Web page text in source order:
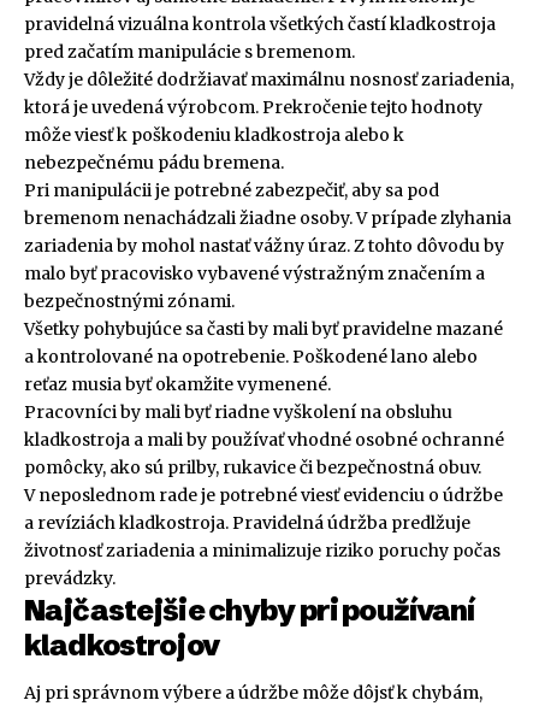
pravidelná vizuálna kontrola všetkých častí kladkostroja
pred začatím manipulácie s bremenom.
Vždy je dôležité dodržiavať maximálnu nosnosť zariadenia,
ktorá je uvedená výrobcom. Prekročenie tejto hodnoty
môže viesť k poškodeniu kladkostroja alebo k
nebezpečnému pádu bremena.
Pri manipulácii je potrebné zabezpečiť, aby sa pod
bremenom nenachádzali žiadne osoby. V prípade zlyhania
zariadenia by mohol nastať vážny úraz. Z tohto dôvodu by
malo byť pracovisko vybavené výstražným značením a
bezpečnostnými zónami.
Všetky pohybujúce sa časti by mali byť pravidelne mazané
a kontrolované na opotrebenie. Poškodené lano alebo
reťaz musia byť okamžite vymenené.
Pracovníci by mali byť riadne vyškolení na obsluhu
kladkostroja a mali by používať vhodné osobné ochranné
pomôcky, ako sú prilby, rukavice či bezpečnostná obuv.
V neposlednom rade je potrebné viesť evidenciu o údržbe
a revíziách kladkostroja. Pravidelná údržba predlžuje
životnosť zariadenia a minimalizuje riziko poruchy počas
prevádzky.
Najčastejšie chyby pri používaní
kladkostrojov
Aj pri správnom výbere a údržbe môže dôjsť k chybám,